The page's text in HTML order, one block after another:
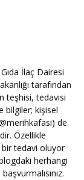
İlaç Dairesi
tarafından
teşhisi, tedavisi
bilgiler; kişisel
de
Özellikle
bir tedavi oluyor
herhangi